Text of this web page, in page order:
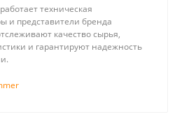
техническая
и представители бренда
качество сырья,
и гарантируют надежность